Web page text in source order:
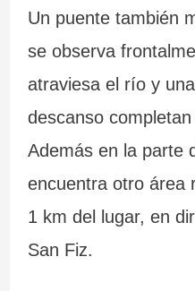
Un puente también
se observa
atraviesa el río y
descanso
Además en la parte
encuentra otro área
1 km del lugar, en
San Fiz.